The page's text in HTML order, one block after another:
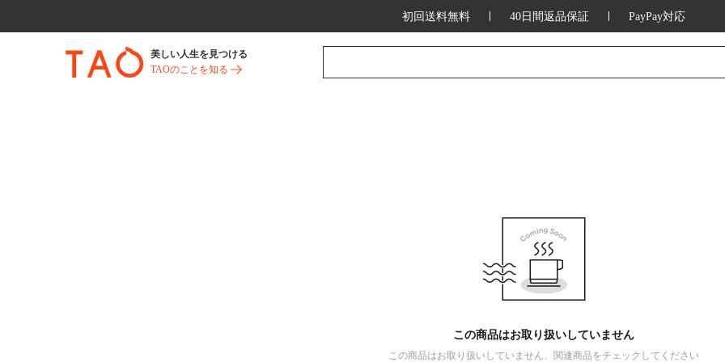
初回送料無料 40日間返品保証 PayPay対応
美しい人生を見つける
TAOのことを知る
この商品はお取り扱いしていません
この商品はお取り扱いしていません、関連商品をチェックしてください